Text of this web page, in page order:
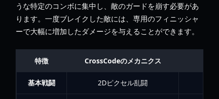
うな特定のコンボに集中し、敵のガードを崩す必要があ
ります。一度ブレイクした敵には、専用のフィニッシャ
ーで大幅に増加したダメージを与えることができます。
特徴 CrossCodeのメカニクス
基本戦闘 2Dピクセル乱闘